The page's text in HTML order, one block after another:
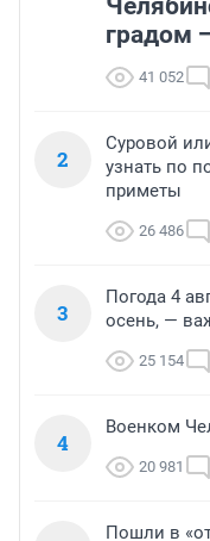
градом
41 052
2
Суровой
узнать по
приметы
26 486
3
Погода 4
осень, —
25 154
4
Военком
20 981
Пошли в